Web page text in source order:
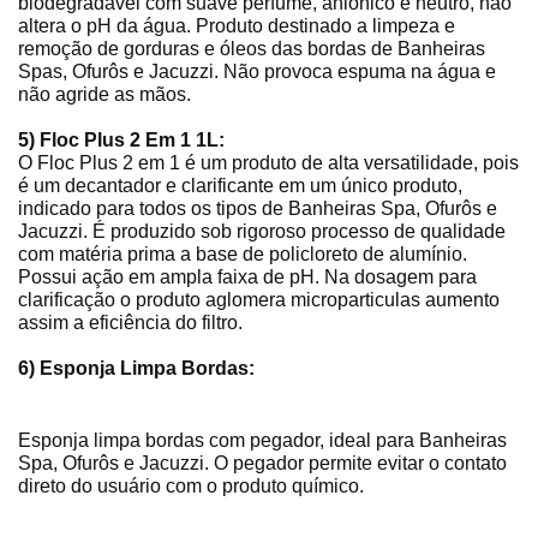
altera o pH da água. Produto destinado a limpeza e
remoção de gorduras e óleos das bordas de Banheiras
Spas, Ofurôs e Jacuzzi. Não provoca espuma na água e
não agride as mãos.
5) Floc Plus 2 Em 1 1L:
O Floc Plus 2 em 1 é um produto de alta versatilidade, pois
é um decantador e clarificante em um único produto,
indicado para todos os tipos de Banheiras Spa, Ofurôs e
Jacuzzi. É produzido sob rigoroso processo de qualidade
com matéria prima a base de policloreto de alumínio.
Possui ação em ampla faixa de pH. Na dosagem para
clarificação o produto aglomera microparticulas aumento
assim a eficiência do filtro.
6) Esponja Limpa Bordas:
Esponja limpa bordas com pegador, ideal para Banheiras
Spa, Ofurôs e Jacuzzi. O pegador permite evitar o contato
direto do usuário com o produto químico.